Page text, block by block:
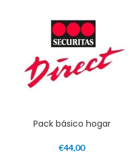
Pack básico hogar
€44,00